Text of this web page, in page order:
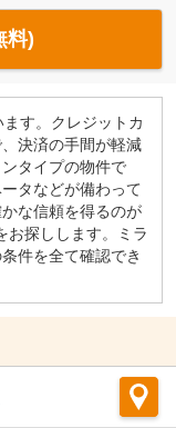
料)
す。クレジットカ
決済の手間が軽減
タイプの物件で
タなどが備わって
な信頼を得るのが
お探しします。ミラ
件を全て確認でき